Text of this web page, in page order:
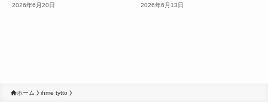
2026年6月20日 2026年6月13日
ホーム ihme tytto